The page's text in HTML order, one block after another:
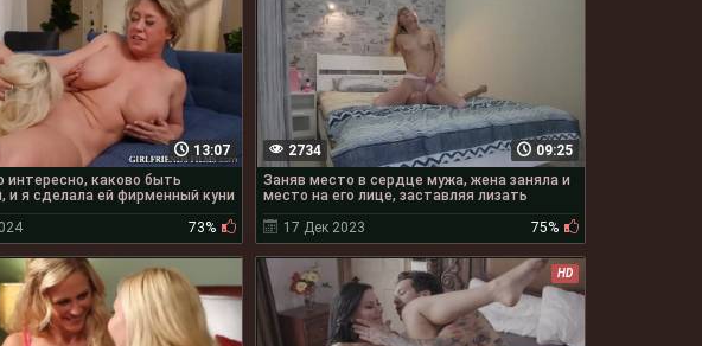
13:07
интересно, каково быть
и я сделала ей фирменный куни
73%
09:25
2734
Заняв место в сердце мужа, жена заняла и
место на его лице, заставляя лизать
17 Дек 2023
75%
HD